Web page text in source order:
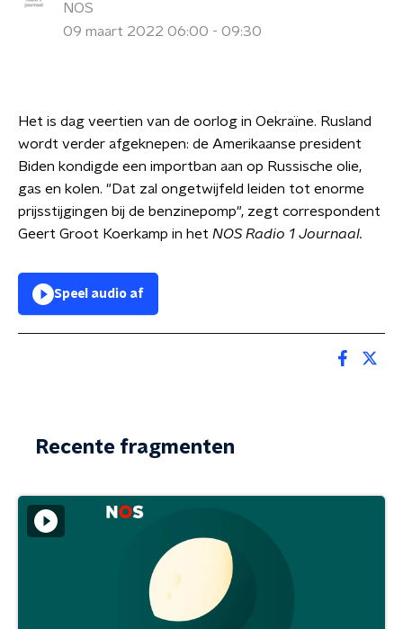
NOS
09 maart 2022 06:00 - 09:30
Het is dag veertien van de oorlog in Oekraïne. Rusland
wordt verder afgeknepen: de Amerikaanse president
Biden kondigde een importban aan op Russische olie,
gas en kolen. "Dat zal ongetwijfeld leiden tot enorme
prijsstijgingen bij de benzinepomp", zegt correspondent
Geert Groot Koerkamp in het NOS Radio 1 Journaal.
Speel audio af
Recente fragmenten